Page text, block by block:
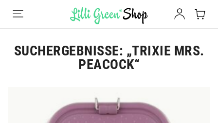
SUCHERGEBNISSE: „TRIXIE MRS.
PEACOCK“